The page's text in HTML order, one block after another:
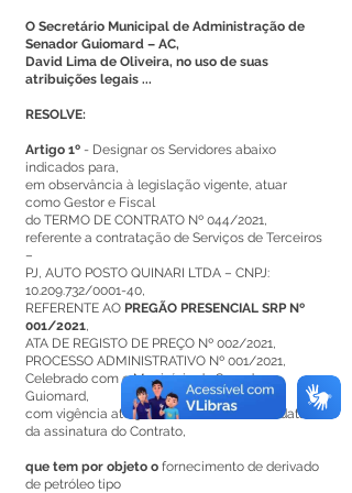
O Secretário Municipal de Administração de
Senador Guiomard – AC,
David Lima de Oliveira, no uso de suas
atribuições legais ...
RESOLVE:
Artigo 1º - Designar os Servidores abaixo
indicados para,
em observância à legislação vigente, atuar
como Gestor e Fiscal
do TERMO DE CONTRATO Nº 044/2021,
referente a contratação de Serviços de Terceiros
–
PJ, AUTO POSTO QUINARI LTDA – CNPJ:
10.209.732/0001-40,
REFERENTE AO PREGÃO PRESENCIAL SRP Nº
001/2021,
ATA DE REGISTO DE PREÇO Nº 002/2021,
PROCESSO ADMINISTRATIVO Nº 001/2021,
Celebrado com o Município de Senador
Guiomard,
com vigência até 31/12/2021, a contar da data
da assinatura do Contrato,
que tem por objeto o fornecimento de derivado
de petróleo tipo